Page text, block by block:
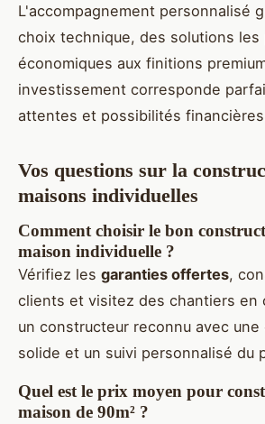
L'accompagnement personnalisé
choix technique, des solutions les
économiques aux finitions
investissement corresponde
attentes et possibilités
Vos questions sur la
maisons individuelles
Comment choisir le bon
maison individuelle ?
Vérifiez les garanties offertes,
clients et visitez des chantiers en
un constructeur reconnu avec
solide et un suivi personnalisé du
Quel est le prix moyen pour
maison de 90m² ?